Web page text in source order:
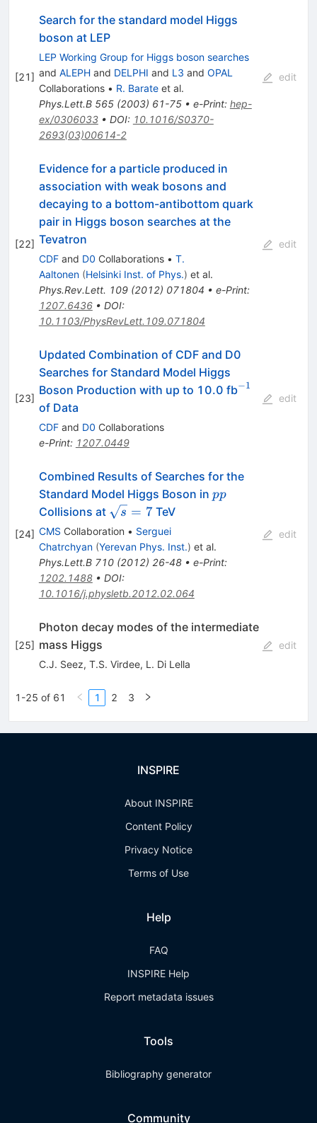
[21]
Search for the standard model Higgs
boson at LEP
LEP Working Group for Higgs boson searches
and ALEPHand DELPHI and L3 and OPAL
Collaborations • R. Barateet al.
Phys.Lett.B 565(2003) 61-75• e-Print: hep-
ex/0306033• DOI: 10.1016/S0370-
2693(03)00614-2
edit
[22]
Evidence for a particle produced in
association with weak bosons and
decaying to a bottom-antibottom quark
pair in Higgs boson searches at the
Tevatron
CDFand D0 Collaborations • T.
Aaltonen (Helsinki Inst. of Phys.) et al.
Phys.Rev.Lett. 109(2012) 071804 • e-Print:
1207.6436• DOI:
10.1103/PhysRevLett.109.071804
edit
[23]
Updated Combination of CDF and D0
Searches for Standard Model Higgs
Boson Production with up to 10.0 fb^{-1}
−1
of Data
CDFand D0 Collaborations
e-Print: 1207.0449
edit
[24]
Combined Results of Searches for the
Standard Model Higgs Boson in pp
pp
Collisions at \sqrt{s}=7
s = 7TeV
CMS Collaboration • Serguei
Chatrchyan (Yerevan Phys. Inst.) et al.
Phys.Lett.B 710(2012) 26-48• e-Print:
1202.1488• DOI:
10.1016/j.physletb.2012.02.064
edit
[25]
Photon decay modes of the intermediate
mass Higgs
C.J. Seez, T.S. Virdee, L. Di Lella
edit
1-25 of 61 1 2 3
INSPIRE
About INSPIRE
Content Policy
Privacy Notice
Terms of Use
Help
FAQ
INSPIRE Help
Report metadata issues
Tools
Bibliography generator
Community